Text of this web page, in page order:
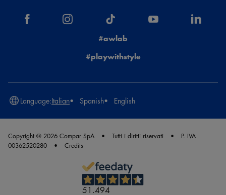
#awlab
#playwithstyle
Language:Italian Spanish English
Copyright © 2026 Compar SpA Tutti i diritti riservati
P. IVA
00362520280
Credits
51.494